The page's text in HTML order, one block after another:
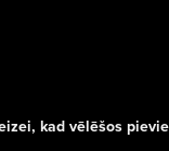
kad vēlēšos